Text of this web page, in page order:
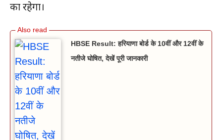
का रहेगा।
HBSE Result: हरियाणा बोर्ड के 10वीं और 12वीं के
नतीजे घोषित, देखें पूरी जानकारी